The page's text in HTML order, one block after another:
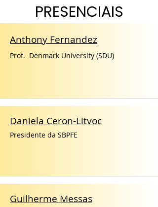
PRESENCIAIS
Anthony Fernandez
Prof. Denmark University (SDU)
Daniela Ceron-Litvoc
Presidente da SBPFE
Guilherme Messas